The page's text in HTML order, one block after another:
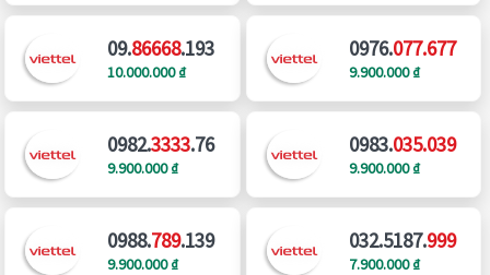
09.86668.193
10.000.000 ₫
0976.077.677
9.900.000 ₫
0982.3333.76
9.900.000 ₫
0983.035.039
9.900.000 ₫
0988.789.139
9.900.000 ₫
032.5187.999
7.900.000 ₫